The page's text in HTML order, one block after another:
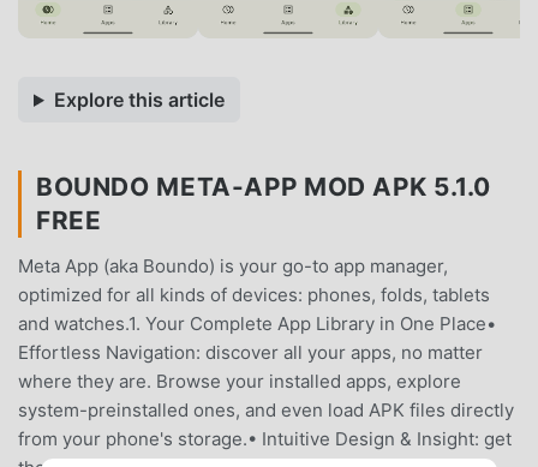
Explore this article
BOUNDO META-APP MOD APK 5.1.0
FREE
Meta App (aka Boundo) is your go-to app manager,
optimized for all kinds of devices: phones, folds, tablets
and watches.1. Your Complete App Library in One Place•
Effortless Navigation: discover all your apps, no matter
where they are. Browse your installed apps, explore
system-preinstalled ones, and even load APK files directly
from your phone's storage.• Intuitive Design & Insight: get